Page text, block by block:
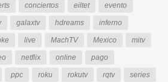
conciertos eiltet evento
galaxtv hdreams inferno
live MachTV Mexico mitv
netflix online pago
ppc roku rokutv rqtv series